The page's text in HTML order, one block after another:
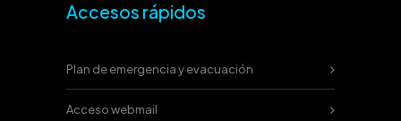
Accesos rápidos
Plan de emergencia y evacuación
Acceso webmail